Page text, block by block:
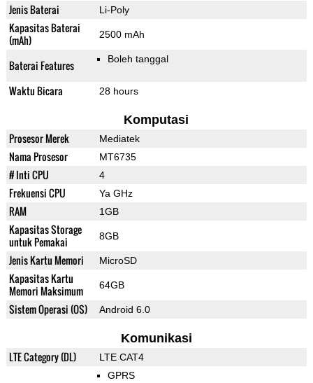
Jenis Baterai Li-Poly
Kapasitas Baterai
(mAh)
2500 mAh
Baterai Features Boleh tanggal
Waktu Bicara 28 hours
Komputasi
Prosesor Merek Mediatek
Nama Prosesor MT6735
# Inti CPU 4
Frekuensi CPU Ya GHz
RAM 1GB
Kapasitas Storage
untuk Pemakai
8GB
Jenis Kartu Memori MicroSD
Kapasitas Kartu
Memori Maksimum
64GB
Sistem Operasi (OS) Android 6.0
Komunikasi
LTE Category (DL) LTE CAT4
GPRS